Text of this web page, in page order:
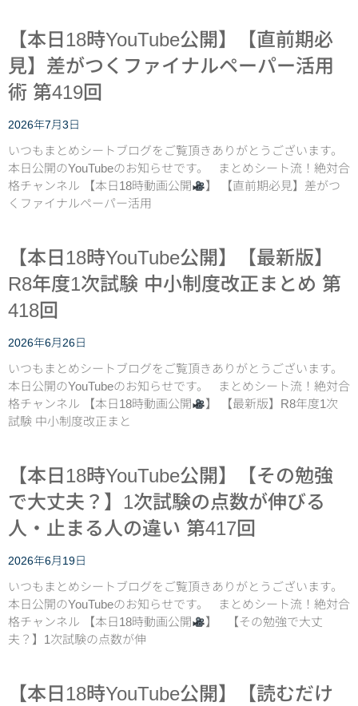
【本日18時YouTube公開】【直前期必
見】差がつくファイナルペーパー活用
術 第419回
2026年7月3日
いつもまとめシートブログをご覧頂きありがとうございます。
本日公開のYouTubeのお知らせです。 まとめシート流！絶対合
格チャンネル 【本日18時動画公開
】 【直前期必見】差がつ
くファイナルペーパー活用
【本日18時YouTube公開】【最新版】
R8年度1次試験 中小制度改正まとめ 第
418回
2026年6月26日
いつもまとめシートブログをご覧頂きありがとうございます。
本日公開のYouTubeのお知らせです。 まとめシート流！絶対合
格チャンネル 【本日18時動画公開
】 【最新版】R8年度1次
試験 中小制度改正まと
【本日18時YouTube公開】【その勉強
で大丈夫？】1次試験の点数が伸びる
人・止まる人の違い 第417回
2026年6月19日
いつもまとめシートブログをご覧頂きありがとうございます。
本日公開のYouTubeのお知らせです。 まとめシート流！絶対合
格チャンネル 【本日18時動画公開
】 【その勉強で大丈
夫？】1次試験の点数が伸
【本日18時YouTube公開】【読むだけ